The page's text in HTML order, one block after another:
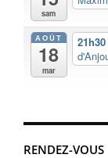
sam
AOÛT
18
mar
21h30
RENDEZ-VOUS